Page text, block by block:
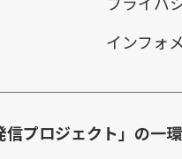
インフォ
プロジェクト」の一